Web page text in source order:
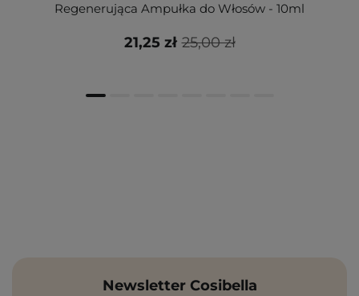
Regenerująca Ampułka do Włosów - 10ml
25,00 zł
21,25 zł
Newsletter Cosibella